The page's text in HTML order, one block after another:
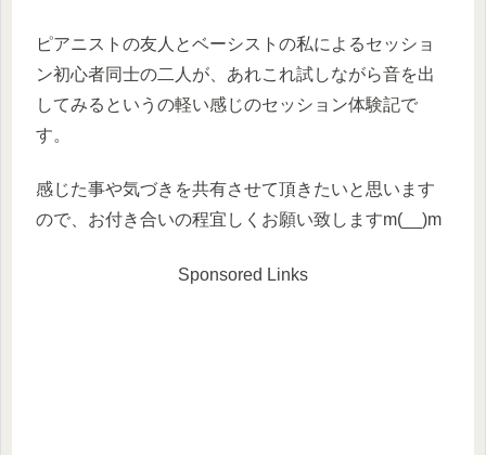
ピアニストの友人とベーシストの私によるセッショ
ン初心者同士の二人が、あれこれ試しながら音を出
してみるというの軽い感じのセッション体験記で
す。
感じた事や気づきを共有させて頂きたいと思います
ので、お付き合いの程宜しくお願い致しますm(__)m
Sponsored Links